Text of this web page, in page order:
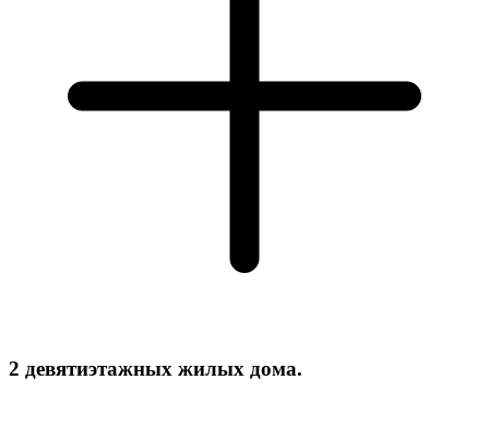
2 девятиэтажных жилых дома.